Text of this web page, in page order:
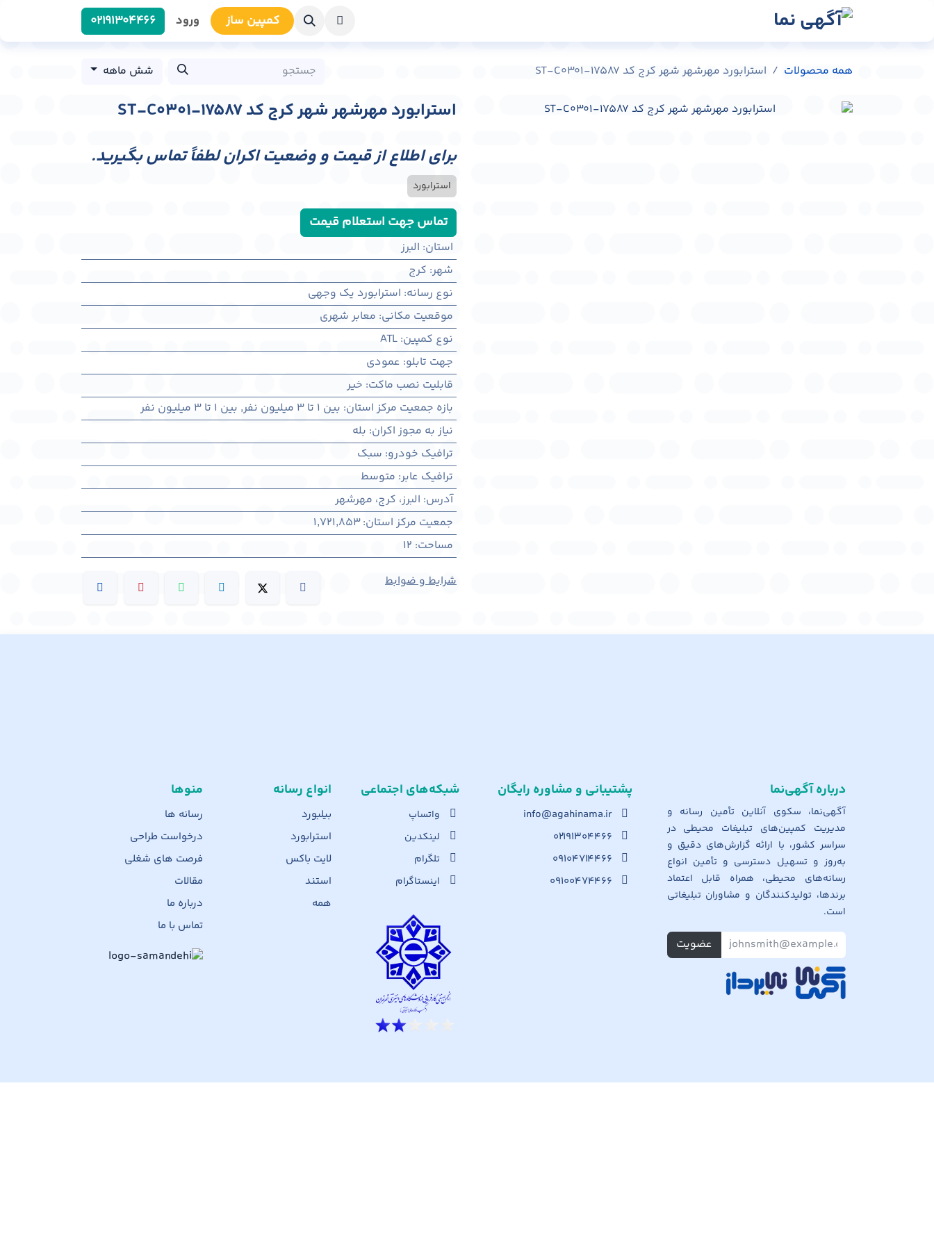
کمپین سا​​ز ورود 0219​1304466
همه محصولات استرابورد مهرشهر شهر کرج کد ST-C0301-17587 شش ماهه
استرابورد مهرشهر شهر کرج کد ST-C0301-17587
برای اطلاع از قیمت و وضعیت اکران لطفاً تماس بگیرید.
استرابورد
تماس جهت استعلام قیمت
استان: البرز
شهر: كرج
نوع رسانه: استرابورد یک وجهی
موقعیت مکانی: معابر شهری
نوع کمپین:
ATL
جهت تابلو: عمودی
قابلیت نصب ماکت: خیر
بازه جمعیت مرکز استان: بین ۱ تا ۳ میلیون نفر , بین ۱ تا ۳ میلیون نفر
نیاز به مجوز اکران: بله
ترافیک خودرو: سبک
ترافیک عابر: متوسط
آدرس: البرز، کرج، مهرشهر
جمعیت مرکز استان:
1,721,853
مساحت:
12
شرایط و ضوابط
منوها
رسانه ها
درخواست طراحی
فرصت های شغلی
مقالات
درباره ما
تماس با ما
انواع رسانه
بیلبورد
استرابورد
لایت باکس
استند
همه
شبکه‌های اجت​ماعی
واتساپ
لینکدین
تلگرام
اینستاگرام
پشتیبانی و مشاوره رایگان
info@agahinama.ir
۰۲۱۹۱۳۰۴۴۶۶
۰۹۱۰۴۷۱۴۴۶۶
۰۹۱۰۰۴۷۴۴۶۶
درباره آگهی‌نما
آگهی‌نما، سکوی آنلاین تأمین رسانه و
مدیریت کمپین‌های تبلیغات محیطی در
سراسر کشور، با ارائه گزارش‌های دقیق و
به‌روز و تسهیل دسترسی و تأمین انواع
رسانه‌های محیطی، همراه قابل اعتماد
برندها، تولیدکنندگان و مشاوران تبلیغاتی
است.
عضویت